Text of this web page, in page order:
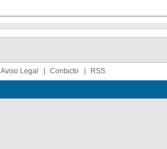
Aviso Legal Contacto RSS